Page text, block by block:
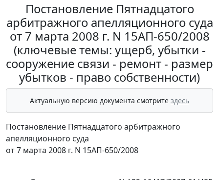
Постановление Пятнадцатого
арбитражного апелляционного суда
от 7 марта 2008 г. N 15АП-650/2008
(ключевые темы: ущерб, убытки -
сооружение связи - ремонт - размер
убытков - право собственности)
Актуальную версию документа смотрите здесь
Постановление Пятнадцатого арбитражного
апелляционного суда
от 7 марта 2008 г. N 15АП-650/2008